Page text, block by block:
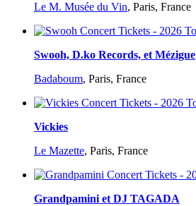
Le M. Musée du Vin, Paris, France
Swooh, D.ko Records, et Mézigue
Badaboum, Paris, France
Vickies
Le Mazette, Paris, France
Grandpamini et DJ TAGADA